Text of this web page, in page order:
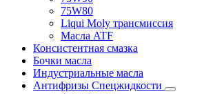
75W80
Liqui Moly трансмиссия
Масла ATF
Консистентная смазка
Бочки масла
Индустриальные масла
Антифризы Спецжидкости